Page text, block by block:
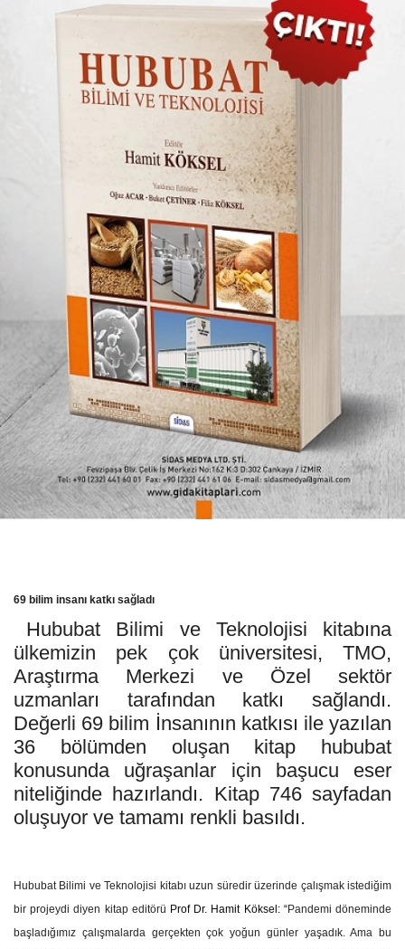
69 bilim insanı katkı sağladı
Hububat Bilimi ve Teknolojisi kitabına
ülkemizin pek çok üniversitesi, TMO,
Araştırma Merkezi ve Özel sektör
uzmanları tarafından katkı sağlandı.
Değerli 69 bilim İnsanının katkısı ile yazılan
36 bölümden oluşan kitap hububat
konusunda uğraşanlar için başucu eser
niteliğinde hazırlandı. Kitap 746 sayfadan
oluşuyor ve tamamı renkli basıldı.
Hububat Bilimi ve Teknolojisi kitabı uzun süredir üzerinde çalışmak istediğim
bir projeydi diyen kitap editörü Prof Dr. Hamit Köksel: “Pandemi döneminde
başladığımız çalışmalarda gerçekten çok yoğun günler yaşadık. Ama bu